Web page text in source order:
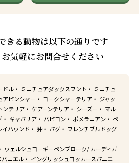
きる動物は以下の通りです
気軽にお問合せください
ル・ ミニチュアダックスフント・ ミニチュ
アピンシャー・ ヨークシャーテリア・ ジャッ
テリア・ ケアーンテリア・ シーズー・ マル
・ キャバリア・ パピヨン・ ポメラニアン・ ペ
イハウンド・ 狆・ パグ・ フレンチブルドッグ
ウェルシュコーギーペンブローク/ カーディガ
パニエル・ イングリッシュコッカースパニエ